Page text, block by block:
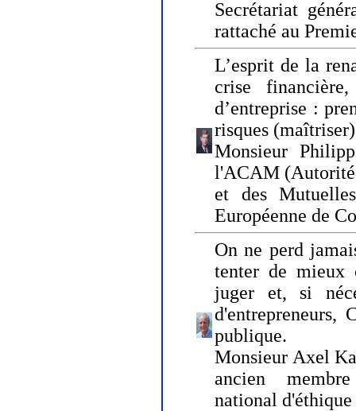
Secrétariat
rattaché au
L’esprit de la
crise
d’entreprise :
risques
Monsieur
l'ACAM (Autorité
et des
Européenne de
On ne perd
tenter de mieux
juger et, si
d'entrepreneurs,
publique.
Monsieur Axel
ancien
national d'éthique